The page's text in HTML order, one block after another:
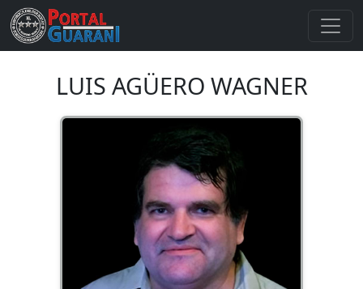
LUIS AGÜERO WAGNER